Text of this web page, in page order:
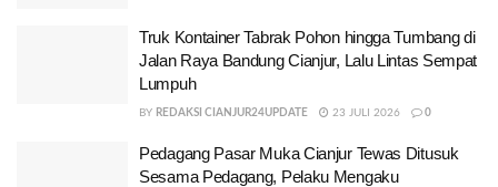
Truk Kontainer Tabrak Pohon hingga Tumbang di
Jalan Raya Bandung Cianjur, Lalu Lintas Sempat
Lumpuh
BY REDAKSI CIANJUR24UPDATE 23 JULI 2026 0
Pedagang Pasar Muka Cianjur Tewas Ditusuk
Sesama Pedagang, Pelaku Mengaku